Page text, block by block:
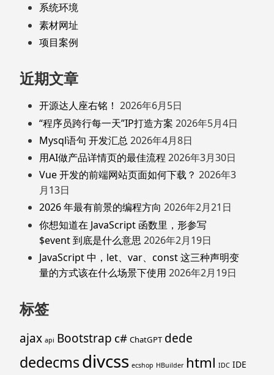
系统环境
素材网址
项目案例
近期文章
开源达人座右铭！ 2026年6月5日
“程序员跨行每一天”IP打造方案 2026年5月4日
Mysql语句 开发汇总 2026年4月8日
用AI做产品详情页的最佳流程 2026年3月30日
Vue 开发的前端网站页面如何下载？ 2026年3
月13日
2026 年最有前景的编程方向 2026年2月21日
你想知道在 JavaScript 函数里，形参写
$event 到底是什么意思 2026年2月19日
JavaScript 中，let、var、const 这三种声明变
量的方式该在什么场景下使用 2026年2月19日
标签
ajax api Bootstrap c# ChatGPT dede
dedecmsdivcss ecshop HBuilder html IDC IDE